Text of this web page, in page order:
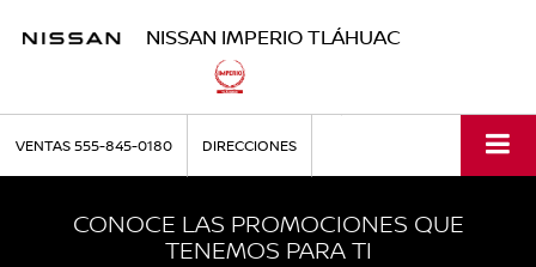
NISSAN IMPERIO TLÁHUAC
VENTAS555-845-0180 DIRECCIONES
CONOCE LAS PROMOCIONES QUE
TENEMOS PARA TI